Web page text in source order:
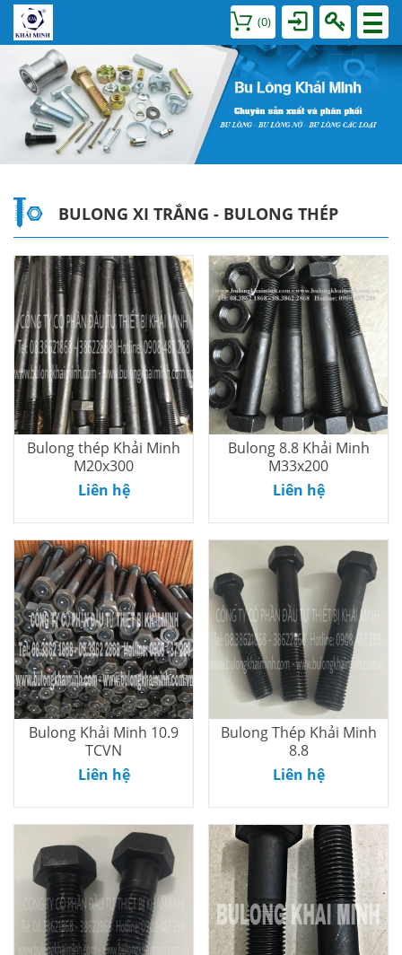
(0)
BULONG XI TRẮNG - BULONG THÉP
Thêm vào
Bulong thép Khải Minh
M20x300
Liên hệ
Thêm vào
Bulong 8.8 Khải Minh
M33x200
Liên hệ
Thêm vào
Bulong Khải Minh 10.9
TCVN
Liên hệ
Thêm vào
Bulong Thép Khải Minh
8.8
Liên hệ